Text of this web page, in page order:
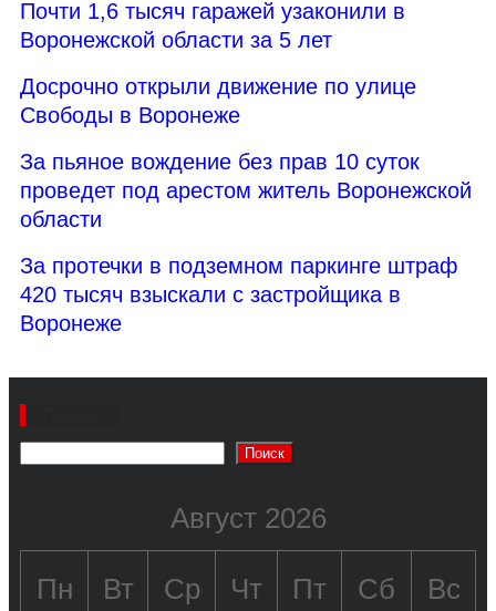
Почти 1,6 тысяч гаражей узаконили в
Воронежской области за 5 лет
Досрочно открыли движение по улице
Свободы в Воронеже
За пьяное вождение без прав 10 суток
проведет под арестом житель Воронежской
области
За протечки в подземном паркинге штраф
420 тысяч взыскали с застройщика в
Воронеже
Поиск
Август 2026
Пн Вт Ср Чт Пт Сб Вс